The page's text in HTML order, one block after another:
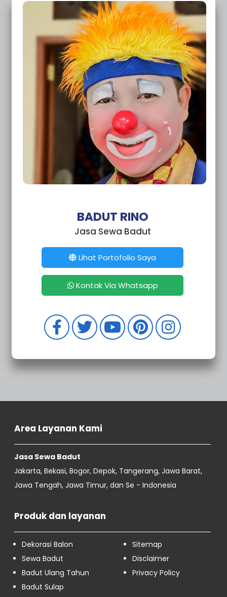
BADUT RINO
Jasa Sewa Badut
Lihat Portofolio Saya
Kontak Via Whatsapp
Area Layanan Kami
Jasa Sewa Badut
Jakarta, Bekasi, Bogor, Depok, Tangerang, Jawa Barat,
Jawa Tengah, Jawa Timur, dan Se - Indonesia
Produk dan layanan
Dekorasi Balon
Sewa Badut
Badut Ulang Tahun
Badut Sulap
Sitemap
Disclaimer
Privacy Policy